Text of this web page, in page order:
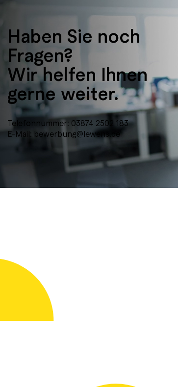
Haben Sie noch
Fragen?
Wir helfen Ihnen
gerne weiter.
Telefonnummer: 03874 2502 183
E-Mail: bewerbung@lewens.de